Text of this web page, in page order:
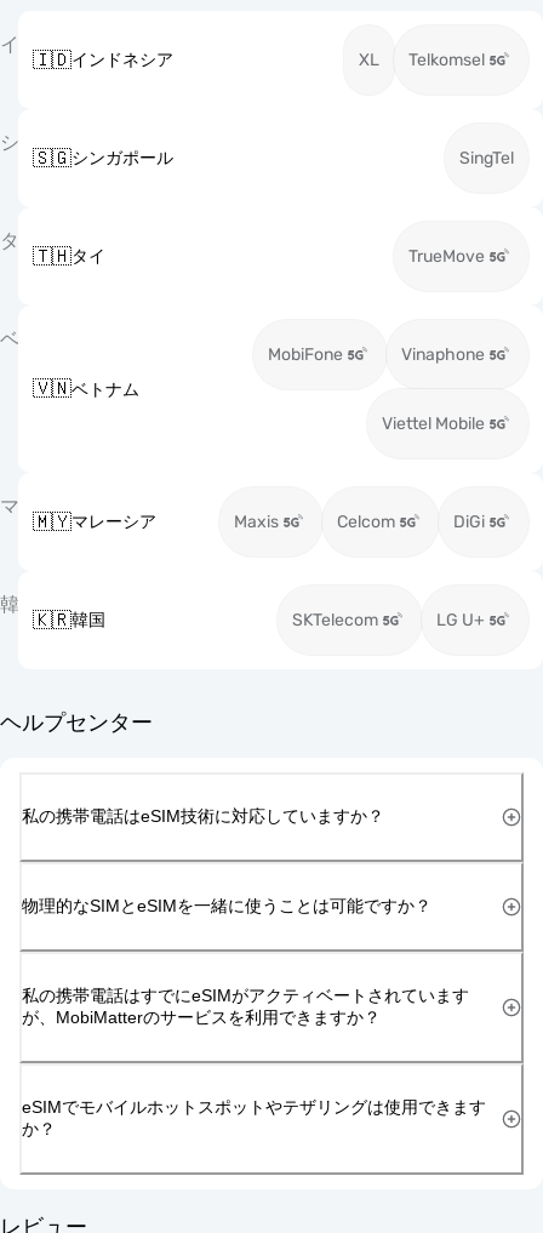
イ
🇮🇩インドネシア XL Telkomsel
シ
🇸🇬シンガポール SingTel
タ
🇹🇭タイ TrueMove
ベ
🇻🇳ベトナム
MobiFone Vinaphone
Viettel Mobile
マ
🇲🇾マレーシア Maxis Celcom DiGi
韓
🇰🇷韓国 SKTelecom LG U+
ヘルプセンター
私の携帯電話はeSIM技術に対応していますか？
物理的なSIMとeSIMを一緒に使うことは可能ですか？
私の携帯電話はすでにeSIMがアクティベートされています
が、MobiMatterのサービスを利用できますか？
eSIMでモバイルホットスポットやテザリングは使用できます
か？
レビュー